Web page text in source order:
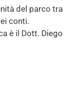
del parco tra
conti.
è il Dott. Diego